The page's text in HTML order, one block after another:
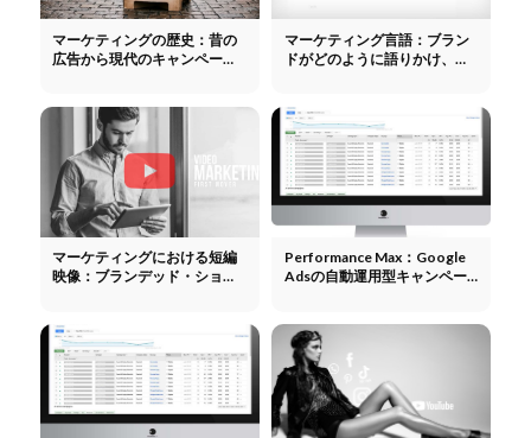
マーケティングの歴史：昔の
広告から現代のキャンペーン
マーケティング言語：ブラン
ドがどのように語りかけ、説
マーケティングにおける短編
映像：ブランデッド・ショー
Performance Max：Google
Adsの自動運用型キャンペー